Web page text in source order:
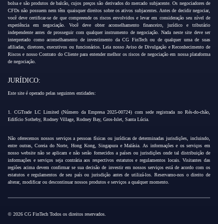
bolsa e são produtos de balcão, cujos preços são derivados do mercado subjacente. Os negociadores de
CFDs não possuem nem têm quaisquer direitos sobre os ativos subjacentes. Antes de decidir negociar,
você deve certificar-se de que compreende os riscos envolvidos e levar em consideração seu nível de
experiência em negociação. Você deve obter aconselhamento financeiro, jurídico e tributário
independente antes de prosseguir com qualquer instrumento de negociação. Nada neste site deve ser
interpretado como aconselhamento de investimento da CG FinTech ou de qualquer uma de suas
afiliadas, diretores, executivos ou funcionários. Leia nosso Aviso de Divulgação e Reconhecimento de
Riscos e nosso Contrato do Cliente para entender melhor os riscos de negociação em nossa plataforma
de negociação.
JURÍDICO:
Este site é operado pelas seguintes entidades:
1. CGTrade LC Limited (Número da Empresa 2025-00724) com sede registrada no Rés-do-chão,
Edifício Sotheby, Rodney Village, Rodney Bay, Gros-Islet, Santa Lúcia.
Não oferecemos nossos serviços a pessoas físicas ou jurídicas de determinadas jurisdições, incluindo,
entre outras, Coreia do Norte, Hong Kong, Singapura e Malásia. As informações e os serviços em
nosso website não se aplicam e não serão fornecidos a países ou jurisdições onde tal distribuição de
informações e serviços seja contrária aos respectivos estatutos e regulamentos locais. Visitantes das
regiões acima devem confirmar se sua decisão de investir em nossos serviços está de acordo com os
estatutos e regulamentos de seu país ou jurisdição antes de utilizá-los. Reservamo-nos o direito de
alterar, modificar ou descontinuar nossos produtos e serviços a qualquer momento.
© 2026 CG FinTech Todos os direitos reservados.